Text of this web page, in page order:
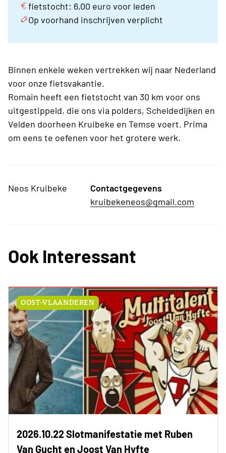
fietstocht: 6,00 euro voor leden
Op voorhand inschrijven verplicht
Binnen enkele weken vertrekken wij naar Nederland
voor onze fietsvakantie.
Romain heeft een fietstocht van 30 km voor ons
uitgestippeld, die ons via polders, Scheldedijken en
Velden doorheen Kruibeke en Temse voert. Prima
om eens te oefenen voor het grotere werk.
Neos Kruibeke
Contactgegevens
kruibekeneos@gmail.com
Ook Interessant
OOST-VLAANDEREN
2026.10.22 Slotmanifestatie met Ruben
Van Gucht en Joost Van Hyfte